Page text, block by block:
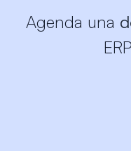
Agenda una